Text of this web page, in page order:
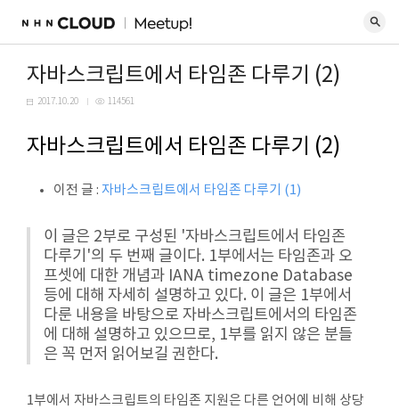
자바스크립트에서 타임존 다루기 (2)
2017.10.20 114561
자바스크립트에서 타임존 다루기 (2)
이전 글 : 자바스크립트에서 타임존 다루기 (1)
이 글은 2부로 구성된 '자바스크립트에서 타임존
다루기'의 두 번째 글이다. 1부에서는 타임존과 오
프셋에 대한 개념과 IANA timezone Database
등에 대해 자세히 설명하고 있다. 이 글은 1부에서
다룬 내용을 바탕으로 자바스크립트에서의 타임존
에 대해 설명하고 있으므로, 1부를 읽지 않은 분들
은 꼭 먼저 읽어보길 권한다.
1부에서 자바스크립트의 타임존 지원은 다른 언어에 비해 상당